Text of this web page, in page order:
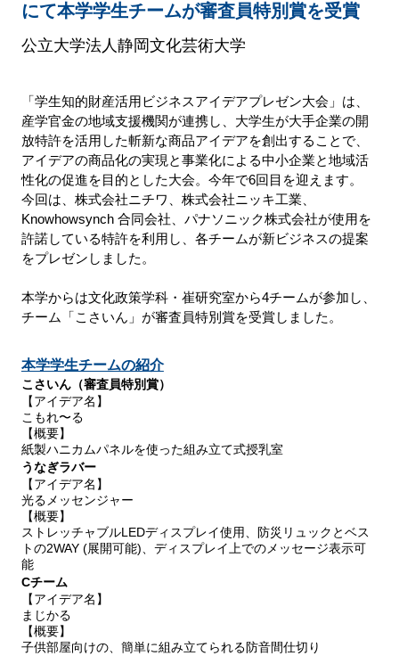
にて本学学生チームが審査員特別賞を受賞
公立大学法人静岡文化芸術大学
「学生知的財産活用ビジネスアイデアプレゼン大会」は、
産学官金の地域支援機関が連携し、大学生が大手企業の開
放特許を活用した斬新な商品アイデアを創出することで、
アイデアの商品化の実現と事業化による中小企業と地域活
性化の促進を目的とした大会。今年で6回目を迎えます。
今回は、株式会社ニチワ、株式会社ニッキ工業、
Knowhowsynch 合同会社、パナソニック株式会社が使用を
許諾している特許を利用し、各チームが新ビジネスの提案
をプレゼンしました。
本学からは文化政策学科・崔研究室から4チームが参加し、
チーム「こさいん」が審査員特別賞を受賞しました。
本学学生チームの紹介
こさいん（審査員特別賞）
【アイデア名】
こもれ〜る
【概要】
紙製ハニカムパネルを使った組み立て式授乳室
うなぎラバー
【アイデア名】
光るメッセンジャー
【概要】
ストレッチャブルLEDディスプレイ使用、防災リュックとベス
トの2WAY (展開可能)、ディスプレイ上でのメッセージ表示可
能
Cチーム
【アイデア名】
まじかる
【概要】
子供部屋向けの、簡単に組み立てられる防音間仕切り